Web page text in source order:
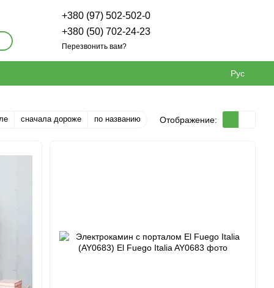
+380 (97) 502-502-0
+380 (50) 702-24-23
Перезвонить вам?
Рус
сначала дороже по названию Отображение: